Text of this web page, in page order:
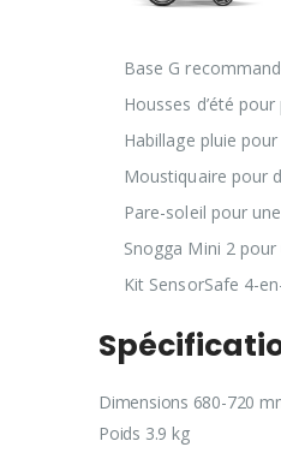
Base G
Housses d’été
Habillage pluie
Moustiquaire pour
Pare-soleil pour
Snogga Mini 2
Kit SensorSafe 4-
Dimensions 680-720
Poids 3.9 kg